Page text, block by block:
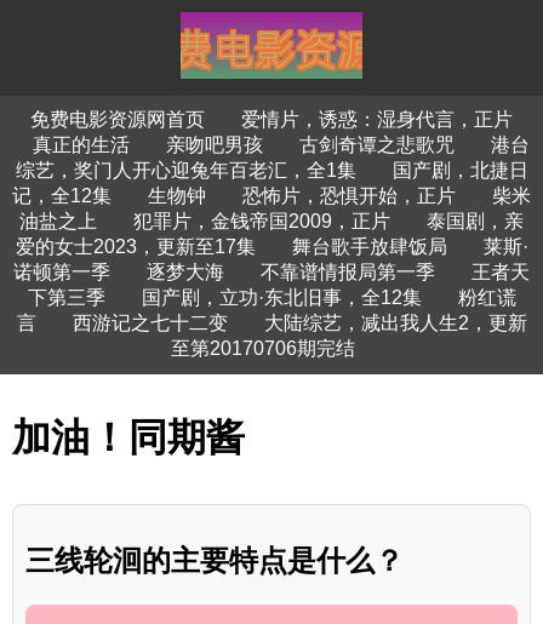
免费电影资源网首页
爱情片，诱惑：湿身代言，正片
真正的生活
亲吻吧男孩 古剑奇谭之悲歌咒
港台
综艺，奖门人开心迎兔年百老汇，全1集
国产剧，北捷日
记，全12集
生物钟 恐怖片，恐惧开始，正片
柴米
油盐之上
犯罪片，金钱帝国2009，正片
泰国剧，亲
爱的女士2023，更新至17集
舞台歌手放肆饭局
莱斯·
诺顿第一季
逐梦大海 不靠谱情报局第一季
王者天
下第三季
国产剧，立功·东北旧事，全12集
粉红谎
言
西游记之七十二变
大陆综艺，减出我人生2，更新
至第20170706期完结
加油！同期酱
三线轮洄的主要特点是什么？